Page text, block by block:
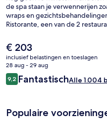
de spa staan je verwennerijen
wraps en
Ristorante, een van de 2
bars/lounges, een
Het behulpzame personeel en
vallen in de smaak bij andere
De
huidige
prijs
is
€ 203
€ 203
inclusief belastingen en toeslagen
28 aug - 29 aug
Beoordelingen
9,29,2 op 10 –
FantastischAlle 1.004
Populaire